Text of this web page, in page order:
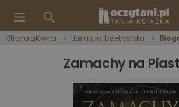
Strona główna Literatura, beletrystyka
Zamachy na